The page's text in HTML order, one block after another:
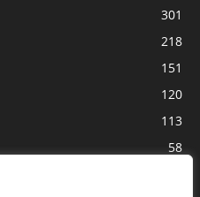
301
218
151
120
113
58